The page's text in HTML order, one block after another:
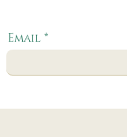
Email